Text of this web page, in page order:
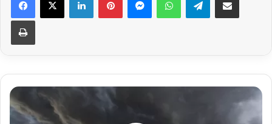
Imprimir
Chuvas
intensas
colocam